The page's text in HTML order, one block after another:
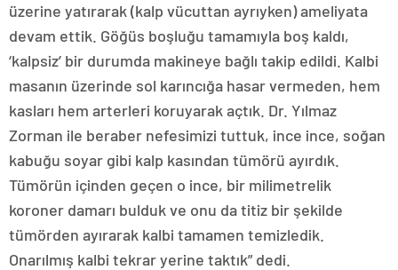
üzerine yatırarak (kalp vücuttan ayrıyken) ameliyata
devam ettik. Göğüs boşluğu tamamıyla boş kaldı,
‘kalpsiz’ bir durumda makineye bağlı takip edildi. Kalbi
masanın üzerinde sol karıncığa hasar vermeden, hem
kasları hem arterleri koruyarak açtık. Dr. Yılmaz
Zorman ile beraber nefesimizi tuttuk, ince ince, soğan
kabuğu soyar gibi kalp kasından tümörü ayırdık.
Tümörün içinden geçen o ince, bir milimetrelik
koroner damarı bulduk ve onu da titiz bir şekilde
tümörden ayırarak kalbi tamamen temizledik.
Onarılmış kalbi tekrar yerine taktık” dedi.